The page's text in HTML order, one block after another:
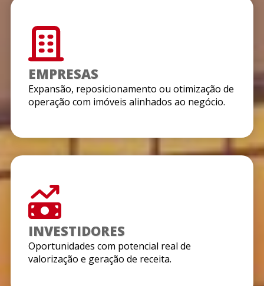
EMPRESAS
Expansão, reposicionamento ou otimização de
operação com imóveis alinhados ao negócio.
INVESTIDORES
Oportunidades com potencial real de
valorização e geração de receita.